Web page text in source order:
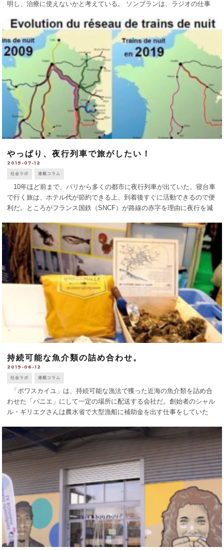
明し、治療に使えないかと考えている。 ソンブランは、ラジオの仕事
き、太鼓の音でトラ [...]
やっぱり、夜行列車で旅がしたい！
2019-07-12
社会ラボ 連載コラム
10年ほど前まで、パリから多くの都市に夜行列車が出ていた。寝台車
で行く旅は、ホテル代が節約できる上、到着後すぐに活動できるので便
利だ。ところがフランス国鉄（SNCF）が路線の赤字を理由に夜行を減
ド・キャロル（ピレ [...]
持続可能な魚介類の詰め合わせ。
2019-06-12
社会ラボ 連載コラム
「ポワスカイユ」は、持続可能な漁法で獲った近海の魚介類を詰め合
わせた「パニエ」にして一定の場所に配送する会社だ。創始者のシャル
ル・ギリエクさんは農水省で大型漁船に補助金を出す仕事をしていた
ヴ・アンセ [...]